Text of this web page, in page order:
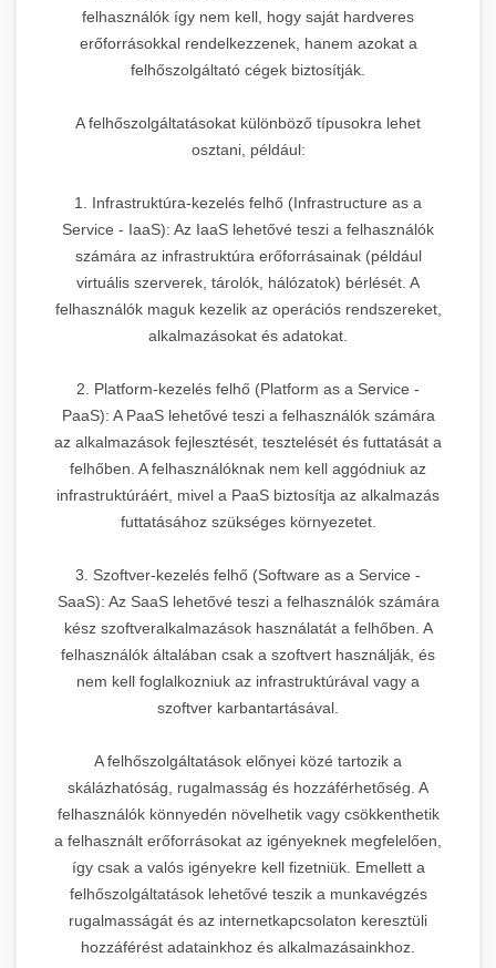
felhasználók így nem kell, hogy saját hardveres
erőforrásokkal rendelkezzenek, hanem azokat a
felhőszolgáltató cégek biztosítják.
A felhőszolgáltatásokat különböző típusokra lehet
osztani, például:
1. Infrastruktúra-kezelés felhő (Infrastructure as a
Service - IaaS): Az IaaS lehetővé teszi a felhasználók
számára az infrastruktúra erőforrásainak (például
virtuális szerverek, tárolók, hálózatok) bérlését. A
felhasználók maguk kezelik az operációs rendszereket,
alkalmazásokat és adatokat.
2. Platform-kezelés felhő (Platform as a Service -
PaaS): A PaaS lehetővé teszi a felhasználók számára
az alkalmazások fejlesztését, tesztelését és futtatását a
felhőben. A felhasználóknak nem kell aggódniuk az
infrastruktúráért, mivel a PaaS biztosítja az alkalmazás
futtatásához szükséges környezetet.
3. Szoftver-kezelés felhő (Software as a Service -
SaaS): Az SaaS lehetővé teszi a felhasználók számára
kész szoftveralkalmazások használatát a felhőben. A
felhasználók általában csak a szoftvert használják, és
nem kell foglalkozniuk az infrastruktúrával vagy a
szoftver karbantartásával.
A felhőszolgáltatások előnyei közé tartozik a
skálázhatóság, rugalmasság és hozzáférhetőség. A
felhasználók könnyedén növelhetik vagy csökkenthetik
a felhasznált erőforrásokat az igényeknek megfelelően,
így csak a valós igényekre kell fizetniük. Emellett a
felhőszolgáltatások lehetővé teszik a munkavégzés
rugalmasságát és az internetkapcsolaton keresztüli
hozzáférést adatainkhoz és alkalmazásainkhoz.